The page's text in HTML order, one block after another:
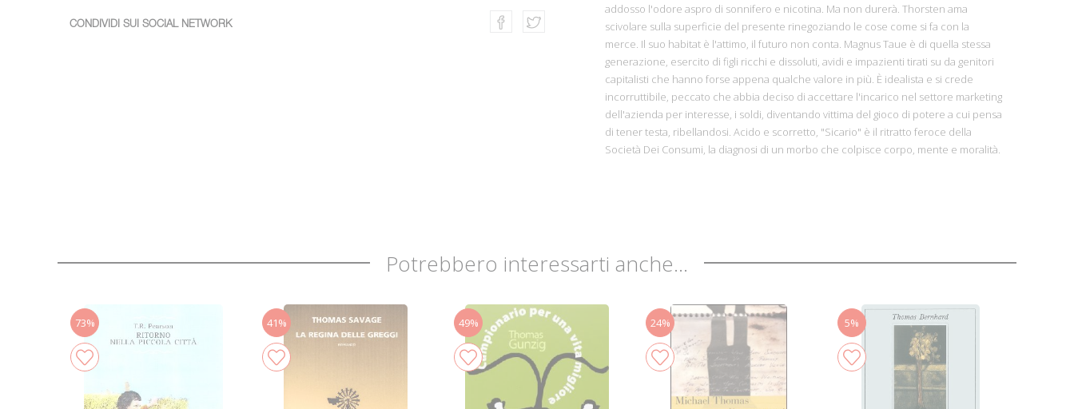
CONDIVIDI SUI SOCIAL NETWORK
addosso l'odore aspro di sonnifero e nicotina. Ma non durerà. Thorsten ama
scivolare sulla superficie del presente rinegoziando le cose come si fa con la
merce. Il suo habitat è l'attimo, il futuro non conta. Magnus Taue è di quella stessa
generazione, esercito di figli ricchi e dissoluti, avidi e impazienti tirati su da genitori
capitalisti che hanno forse appena qualche valore in più. È idealista e si crede
incorruttibile, peccato che abbia deciso di accettare l'incarico nel settore marketing
dell'azienda per interesse, i soldi, diventando vittima del gioco di potere a cui pensa
di tener testa, ribellandosi. Acido e scorretto, "Sicario" è il ritratto feroce della
Società Dei Consumi, la diagnosi di un morbo che colpisce corpo, mente e moralità.
Potrebbero interessarti anche...
73% 41% 49% 24% 5%